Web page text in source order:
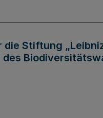
die Stiftung
des